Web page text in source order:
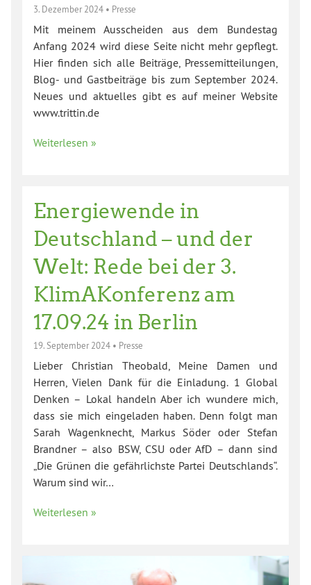
3. Dezember 2024 • Presse
Mit meinem Ausscheiden aus dem Bundestag
Anfang 2024 wird diese Seite nicht mehr gepflegt.
Hier finden sich alle Beiträge, Pressemitteilungen,
Blog- und Gastbeiträge bis zum September 2024.
Neues und aktuelles gibt es auf meiner Website
www.trittin.de
Weiterlesen »
Energiewende in
Deutschland – und der
Welt: Rede bei der 3.
KlimAKonferenz am
17.09.24 in Berlin
19. September 2024 • Presse
Lieber Christian Theobald, Meine Damen und
Herren, Vielen Dank für die Einladung. 1 Global
Denken – Lokal handeln Aber ich wundere mich,
dass sie mich eingeladen haben. Denn folgt man
Sarah Wagenknecht, Markus Söder oder Stefan
Brandner – also BSW, CSU oder AfD – dann sind
„Die Grünen die gefährlichste Partei Deutschlands“.
Warum sind wir…
Weiterlesen »